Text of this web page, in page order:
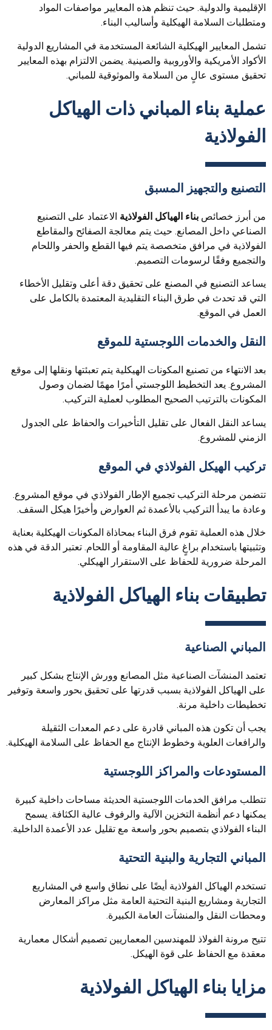
الإقليمية والدولية. حيث تنظم هذه المعايير مواصفات المواد
ومتطلبات السلامة الهيكلية وأساليب البناء.
تشمل المعايير الهيكلية الشائعة المستخدمة في المشاريع الدولية
الأكواد الأمريكية والأوروبية والصينية. يضمن الالتزام بهذه المعايير
تحقيق مستوى عالٍ من السلامة والموثوقية للمباني.
عملية بناء المباني ذات الهياكل
الفولاذية
التصنيع والتجهيز المسبق
من أبرز خصائص بناء الهياكل الفولاذية الاعتماد على التصنيع
الصناعي داخل المصانع. حيث يتم معالجة الصفائح والمقاطع
الفولاذية في مرافق متخصصة يتم فيها القطع والحفر واللحام
والتجميع وفقًا لرسومات التصميم.
يساعد التصنيع في المصنع على تحقيق دقة أعلى وتقليل الأخطاء
التي قد تحدث في طرق البناء التقليدية المعتمدة بالكامل على
العمل في الموقع.
النقل والخدمات اللوجستية للموقع
بعد الانتهاء من تصنيع المكونات الهيكلية يتم تعبئتها ونقلها إلى موقع
المشروع. يعد التخطيط اللوجستي أمرًا مهمًا لضمان وصول
المكونات بالترتيب الصحيح المطلوب لعملية التركيب.
يساعد النقل الفعال على تقليل التأخيرات والحفاظ على الجدول
الزمني للمشروع.
تركيب الهيكل الفولاذي في الموقع
تتضمن مرحلة التركيب تجميع الإطار الفولاذي في موقع المشروع.
وعادة ما يبدأ التركيب بالأعمدة ثم العوارض وأخيرًا هيكل السقف.
خلال هذه العملية تقوم فرق البناء بمحاذاة المكونات الهيكلية بعناية
وتثبيتها باستخدام براغٍ عالية المقاومة أو اللحام. تعتبر الدقة في هذه
المرحلة ضرورية للحفاظ على الاستقرار الهيكلي.
تطبيقات بناء الهياكل الفولاذية
المباني الصناعية
تعتمد المنشآت الصناعية مثل المصانع وورش الإنتاج بشكل كبير
على الهياكل الفولاذية بسبب قدرتها على تحقيق بحور واسعة وتوفير
تخطيطات داخلية مرنة.
يجب أن تكون هذه المباني قادرة على دعم المعدات الثقيلة
والرافعات العلوية وخطوط الإنتاج مع الحفاظ على السلامة الهيكلية.
المستودعات والمراكز اللوجستية
تتطلب مرافق الخدمات اللوجستية الحديثة مساحات داخلية كبيرة
يمكنها دعم أنظمة التخزين الآلية والرفوف عالية الكثافة. يسمح
البناء الفولاذي بتصميم بحور واسعة مع تقليل عدد الأعمدة الداخلية.
المباني التجارية والبنية التحتية
تستخدم الهياكل الفولاذية أيضًا على نطاق واسع في المشاريع
التجارية ومشاريع البنية التحتية العامة مثل مراكز المعارض
ومحطات النقل والمنشآت العامة الكبيرة.
تتيح مرونة الفولاذ للمهندسين المعماريين تصميم أشكال معمارية
معقدة مع الحفاظ على قوة الهيكل.
مزايا بناء الهياكل الفولاذية